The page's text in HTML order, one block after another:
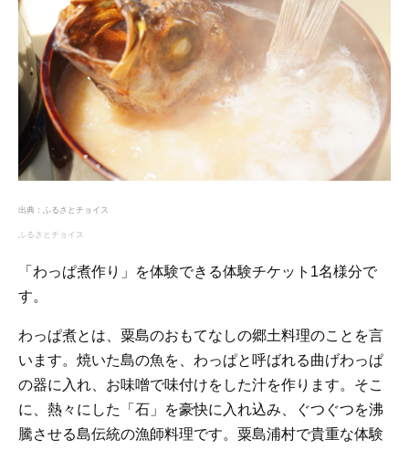
出典： ふるさとチョイス
ふるさとチョイス
「わっぱ煮作り」を体験できる体験チケット1名様分で
す。
わっぱ煮とは、粟島のおもてなしの郷土料理のことを言
います。焼いた島の魚を、わっぱと呼ばれる曲げわっぱ
の器に入れ、お味噌で味付けをした汁を作ります。そこ
に、熱々にした「石」を豪快に入れ込み、ぐつぐつを沸
騰させる島伝統の漁師料理です。粟島浦村で貴重な体験